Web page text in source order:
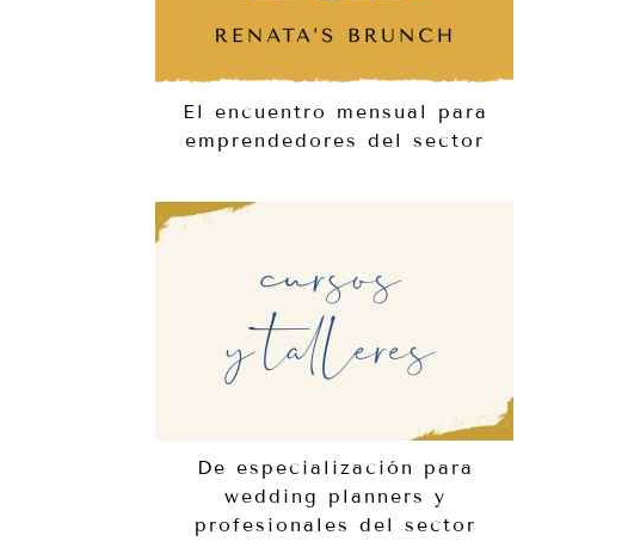
El encuentro mensual para
emprendedores del sector
De especialización para
wedding planners y
profesionales del sector